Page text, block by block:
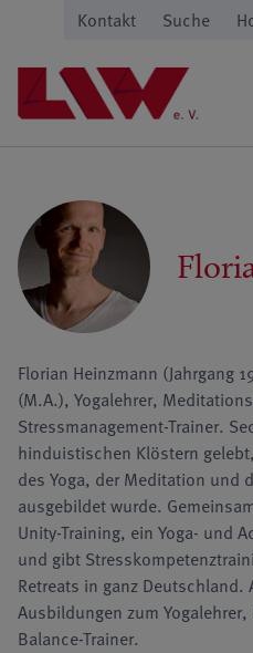
Kontakt Suche
Florian Heinzmann (Jahrgang
(M.A.), Yogalehrer,
Stressmanagement-Trainer.
hinduistischen Klöstern
des Yoga, der Meditation und
ausgebildet wurde.
Unity-Training, ein Yoga- und
und gibt
Retreats in ganz Deutschland.
Ausbildungen zum
Balance-Trainer.